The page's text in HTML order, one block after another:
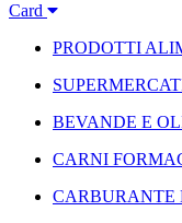
Card
PRODOTTI
BEVANDE E
CARNI
CARBURANTE